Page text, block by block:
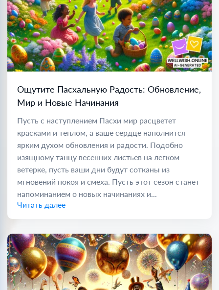
Ощутите Пасхальную Радость: Обновление,
Мир и Новые Начинания
Пусть с наступлением Пасхи мир расцветет
красками и теплом, а ваше сердце наполнится
ярким духом обновления и радости. Подобно
изящному танцу весенних листьев на легком
ветерке, пусть ваши дни будут сотканы из
мгновений покоя и смеха. Пусть этот сезон станет
напоминанием о новых начинаниях и...
Читать далее